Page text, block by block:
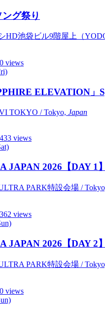
グ祭り
HD池袋ビル9階屋上（
views
ELEVATION」
TOKYO / Tokyo, Japan
views
JAPAN 2026【DAY 1】
PARK特設会場 /
views
JAPAN 2026【DAY 2】
PARK特設会場 /
views